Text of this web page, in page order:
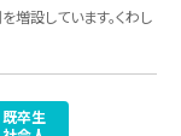
設しています。くわし
既卒生